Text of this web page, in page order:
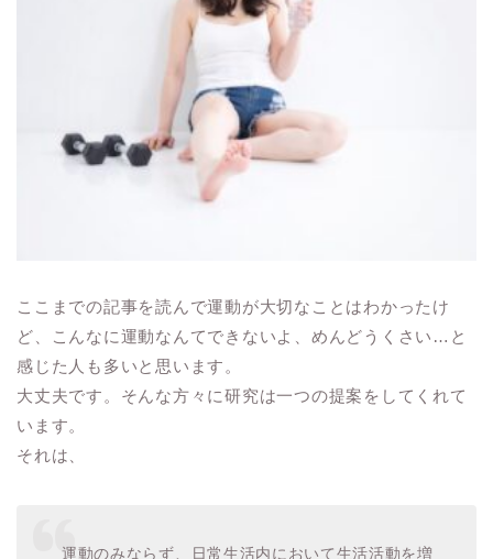
ここまでの記事を読んで運動が大切なことはわかったけ
ど、こんなに運動なんてできないよ、めんどうくさい…と
感じた人も多いと思います。
大丈夫です。そんな方々に研究は一つの提案をしてくれて
います。
それは、
運動のみならず、日常生活内において生活活動を増